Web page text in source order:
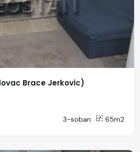
Brace Jerkovic)
3-soban 65m2